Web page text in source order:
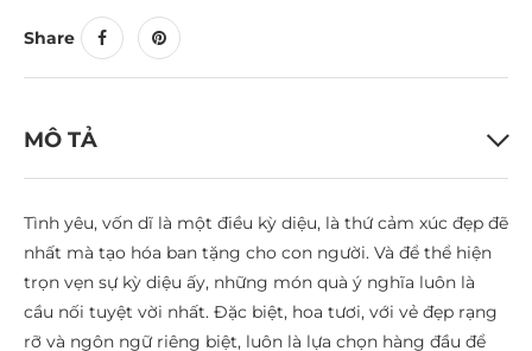
Share
MÔ TẢ
Tình yêu, vốn dĩ là một điều kỳ diệu, là thứ cảm xúc đẹp đẽ
nhất mà tạo hóa ban tặng cho con người. Và để thể hiện
trọn vẹn sự kỳ diệu ấy, những món quà ý nghĩa luôn là
cầu nối tuyệt vời nhất. Đặc biệt, hoa tươi, với vẻ đẹp rạng
rỡ và ngôn ngữ riêng biệt, luôn là lựa chọn hàng đầu để